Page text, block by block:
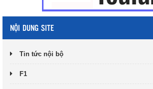
NỘI DUNG SITE
Tin tức nội bộ
F1